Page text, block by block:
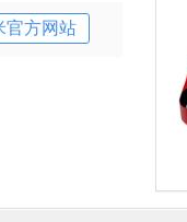
官方网站